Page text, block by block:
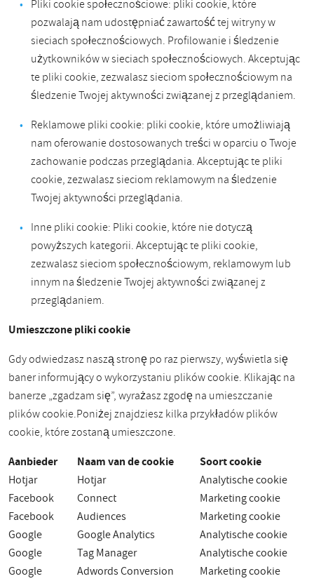
Pliki cookie społecznościowe: pliki cookie, które
pozwalają nam udostępniać zawartość tej witryny w
sieciach społecznościowych. Profilowanie i śledzenie
użytkowników w sieciach społecznościowych. Akceptując
te pliki cookie, zezwalasz sieciom społecznościowym na
śledzenie Twojej aktywności związanej z przeglądaniem.
Reklamowe pliki cookie: pliki cookie, które umożliwiają
nam oferowanie dostosowanych treści w oparciu o Twoje
zachowanie podczas przeglądania. Akceptując te pliki
cookie, zezwalasz sieciom reklamowym na śledzenie
Twojej aktywności przeglądania.
Inne pliki cookie: Pliki cookie, które nie dotyczą
powyższych kategorii. Akceptując te pliki cookie,
zezwalasz sieciom społecznościowym, reklamowym lub
innym na śledzenie Twojej aktywności związanej z
przeglądaniem.
Umieszczone pliki cookie
Gdy odwiedzasz naszą stronę po raz pierwszy, wyświetla się
baner informujący o wykorzystaniu plików cookie. Klikając na
banerze „zgadzam się”, wyrażasz zgodę na umieszczanie
plików cookie.Poniżej znajdziesz kilka przykładów plików
cookie, które zostaną umieszczone.
Aanbieder Naam van de cookie Soort cookie
Hotjar Hotjar
Analytische cookie
Facebook
Connect
Marketing cookie
Facebook
Audiences
Marketing cookie
Google
Google Analytics
Analytische cookie
Google
Tag Manager
Analytische cookie
Google
Adwords Conversion
Marketing cookie